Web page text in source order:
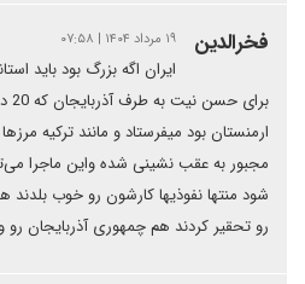
فخرالدین ۱۹ مرداد ۱۴۰۴ | ۰۷:۵۸
ایران اگه بزرگ بود باید
ارمنستان بود میفرستاد و مانند ترکیه
شود منتها نفوذیها کارشون رو خوب بلدند
رو تحقیر کردند هم چمهوری آذربایجان